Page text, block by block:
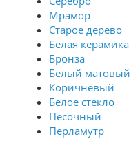
Мрамор
Старое дерево
Белая керамика
Бронза
Белый матовый
Коричневый
Белое стекло
Песочный
Перламутр